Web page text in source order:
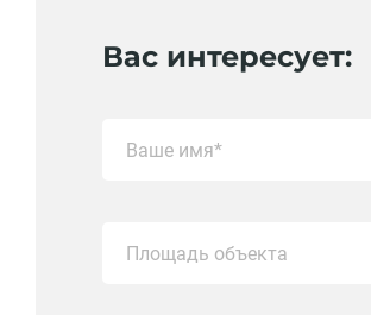
Вас интересует: